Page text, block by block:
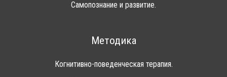
Самопознание и развитие.
Методика
Когнитивно-поведенческая терапия.